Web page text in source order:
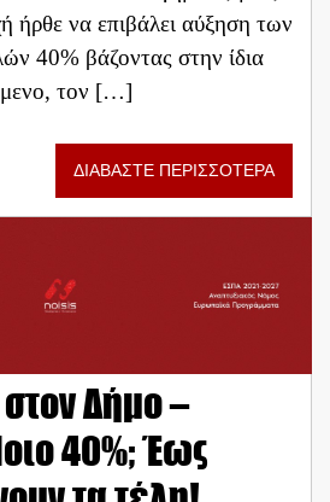
ήρθε να επιβάλει αύξηση των
40% βάζοντας στην ίδια
τον […]
ΔΙΑΒΑΣΤΕ ΠΕΡΙΣΣΟΤΕΡΑ
Δήμο –
40%; Έως